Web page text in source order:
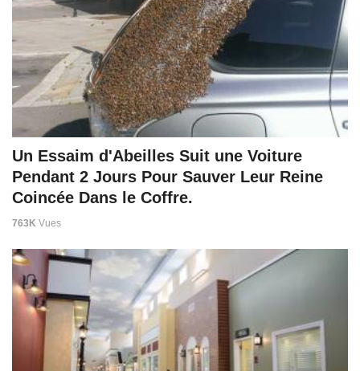
Un Essaim d'Abeilles Suit une Voiture
Pendant 2 Jours Pour Sauver Leur Reine
Coincée Dans le Coffre.
763K Vues